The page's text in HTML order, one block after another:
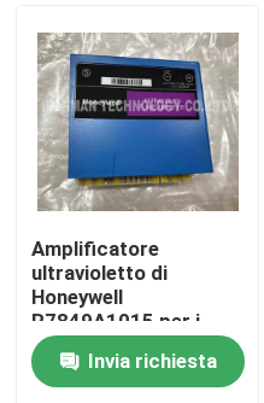
Chi siamo
Contatti
Prodotti
Modulo di controllo
Modulo dello SpA di
Amplificatore
ultravioletto di
Honeywell
R7849A1015 per i
moduli di relè di 7800
SERIE Invia richiesta